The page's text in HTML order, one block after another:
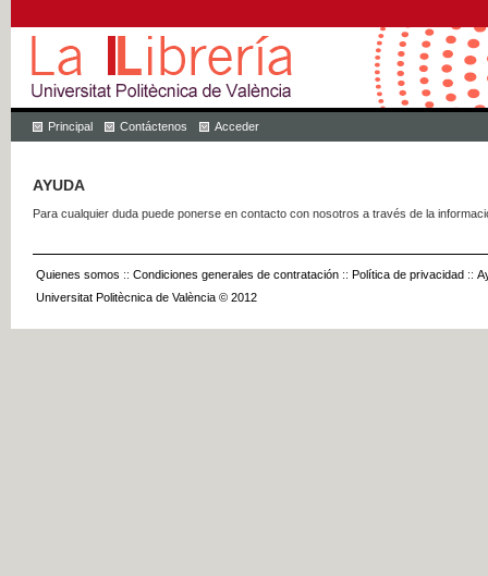
Principal Contáctenos Acceder
AYUDA
Para cualquier duda puede ponerse en contacto con nosotros a través de la
Quienes somos :: Condiciones generales de contratación :: Política de privacidad ::
Universitat Politècnica de València © 2012